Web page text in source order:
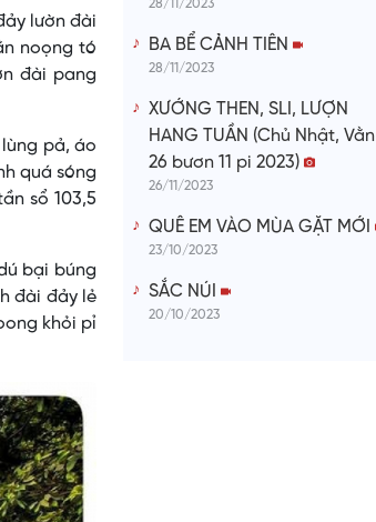
lườn đài
noọng tó
đài pang
pả, áo
quá sóng
sổ 103,5
bại búng
đài đảy lẻ
khỏi pỉ
28/11/2023
BA BỂ CẢNH TIÊN
28/11/2023
XƯỚNG THEN, SLI, LƯỢN
HANG TUẦN (Chủ Nhật, Vằn
26 bươn 11 pi 2023)
26/11/2023
QUÊ EM VÀO MÙA GẶT MỚI
23/10/2023
SẮC NÚI
20/10/2023